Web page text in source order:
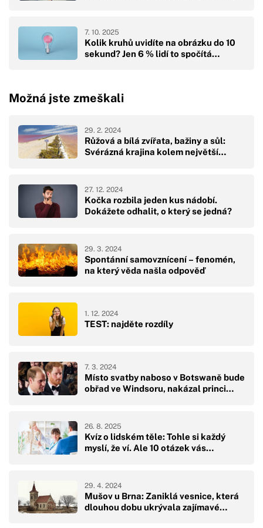
Kolik kruhů uvidíte na obrázku do 10
sekund? Jen 6 % lidí to spočítá…
7. 10. 2025
Možná jste zmeškali
Růžová a bílá zvířata, bažiny a sůl:
Svérázná krajina kolem největší…
29. 2. 2024
Kočka rozbila jeden kus nádobí.
Dokážete odhalit, o který se jedná?
27. 12. 2024
Spontánní samovznícení – fenomén,
na který věda našla odpověď
29. 3. 2024
TEST: najděte rozdíly
1. 12. 2024
Místo svatby naboso v Botswaně bude
obřad ve Windsoru, nakázal princi…
7. 3. 2024
Kvíz o lidském těle: Tohle si každý
myslí, že ví. Ale 10 otázek vás…
26. 8. 2025
Mušov u Brna: Zaniklá vesnice, která
dlouhou dobu ukrývala zajímavé…
29. 4. 2024